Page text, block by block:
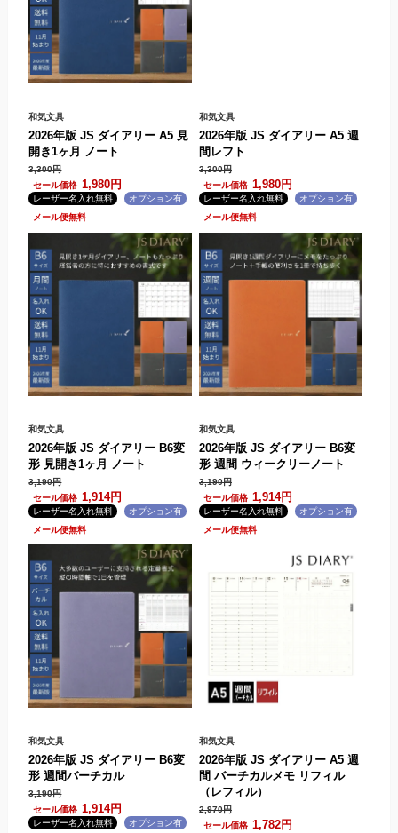
和気文具
2026年版 JS ダイアリー A5 見
開き1ヶ月 ノート
3,300円
1,980円
.
和気文具
2026年版 JS ダイアリー A5 週
間レフト
3,300円
1,980円
和気文具
2026年版 JS ダイアリー B6変
形 見開き1ヶ月 ノート
3,190円
1,914円
.
和気文具
2026年版 JS ダイアリー B6変
形 週間 ウィークリーノート
3,190円
1,914円
和気文具
2026年版 JS ダイアリー B6変
形 週間バーチカル
3,190円
1,914円
.
和気文具
2026年版 JS ダイアリー A5 週
間 バーチカルメモ リフィル
（レフィル）
2,970円
1,782円